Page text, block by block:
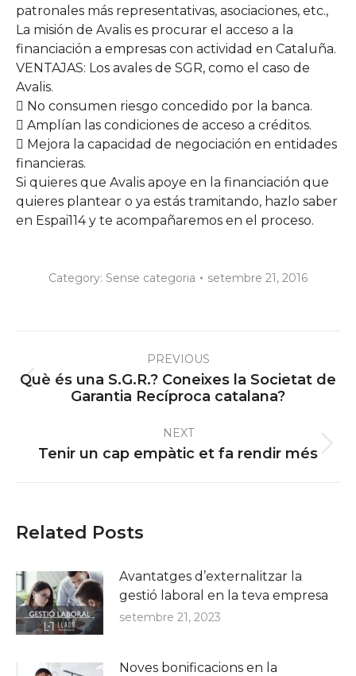
patronales más representativas, asociaciones, etc.,
La misión de Avalis es procurar el acceso a la
financiación a empresas con actividad en Cataluña.
VENTAJAS: Los avales de SGR, como el caso de
Avalis.
 No consumen riesgo concedido por la banca.
 Amplían las condiciones de acceso a créditos.
 Mejora la capacidad de negociación en entidades
financieras.
Si quieres que Avalis apoye en la financiación que
quieres plantear o ya estás tramitando, hazlo saber
en Espai114 y te acompañaremos en el proceso.
Category: Sense categoria setembre 21, 2016
navigationPREVIOUS
Previous
post:
Què és una S.G.R.? Coneixes la Societat de
Garantia Recíproca catalana?
NEXT
Next
Tenir un cap empàtic et fa rendir més
Related Posts
Avantatges d’externalitzar la
gestió laboral en la teva empresa
setembre 21, 2023
Noves bonificacions en la